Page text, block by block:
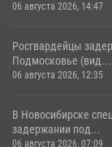
06 августа 2026, 14:47
Росгвардейцы
Подмосковье (вид...
06 августа 2026, 12:35
В Новосибирске
задержании под...
06 августа 2026, 07:09